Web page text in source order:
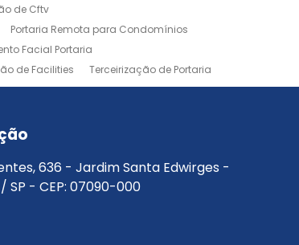
de Cftv
Portaria Remota para Condomínios
Facial Portaria
de Facilities
Terceirização de Portaria
636 - Jardim Santa Edwirges -
SP - CEP: 07090-000